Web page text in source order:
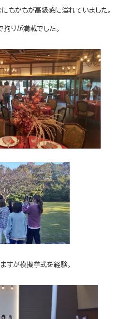
もかもが高級感に溢れていました。
りが満載でした。
すが模擬挙式を経験。